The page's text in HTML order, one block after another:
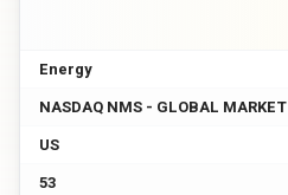
Energy
NASDAQ NMS - GLOBAL MARKET
US
53